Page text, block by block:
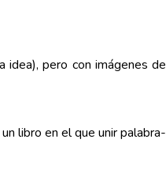
pero con imágenes de
libro en el que unir palabra-